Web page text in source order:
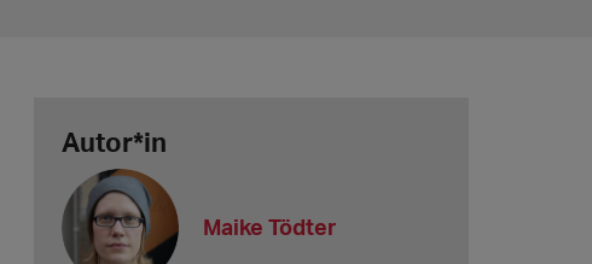
Autor*in
Maike Tödter